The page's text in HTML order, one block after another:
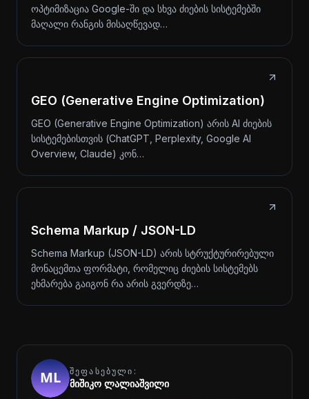
ოპტიმიზაცია Google-ში და სხვა ძიების სისტემებში
მაღალი რანგის მისაღწევად…
GEO (Generative Engine Optimization)
GEO (Generative Engine Optimization) არის AI ძიების
სისტემებისთვის (ChatGPT, Perplexity, Google AI
Overview, Claude) კონ…
Schema Markup / JSON-LD
Schema Markup (JSON-LD) არის სტრუქტურირებული
მონაცემთა ფორმატი, რომელიც ძიების სისტემებს
ეხმარება გაიგონ რა არის გვერდზე…
ᲨᲔᲤᲐᲡᲔᲑᲣᲚᲘ:
მიშიკო ლალიაშვილი